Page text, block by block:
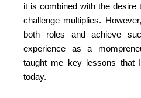
it is combined with the desire
challenge multiplies.
both roles and achieve
experience as a
taught me key lessons that
today.